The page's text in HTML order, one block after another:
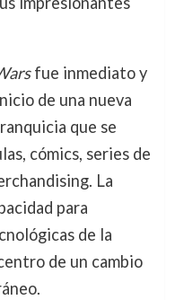
fue inmediato y
de una nueva
que se
cómics, series de
La
para
de la
de un cambio